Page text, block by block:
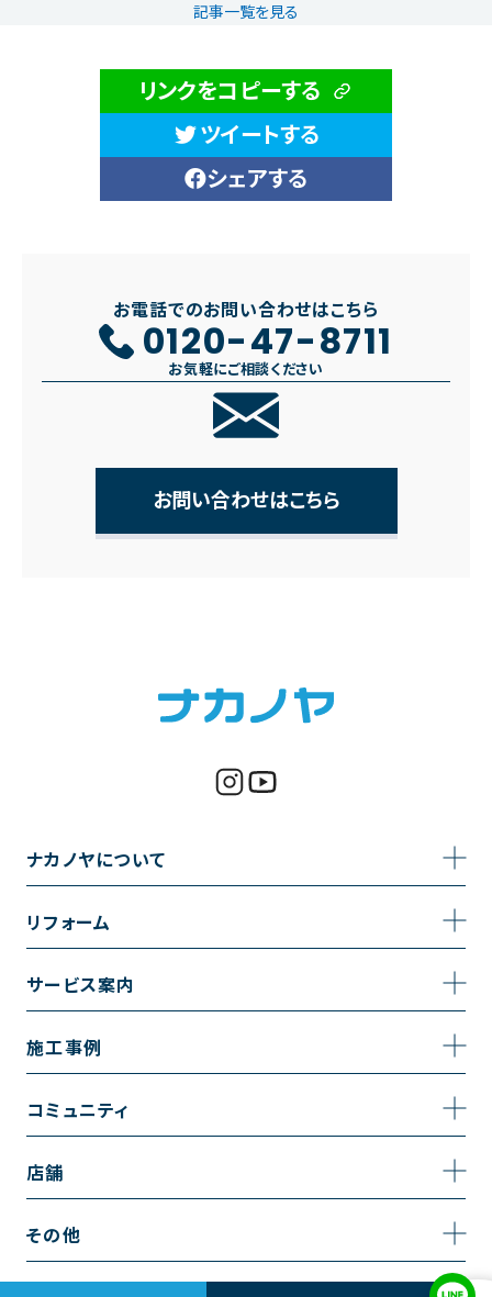
記事一覧を見る
リンクをコピーする
ツイートする
シェアする
お電話でのお問い合わせはこちら
0120-47-8711
お気軽にご相談ください
お問い合わせはこちら
ナカノヤについて
事業内容
採用情報
リフォーム
トイレのリフォーム
キッチンのリフォーム
リノベーション
内装のリフォーム
水回りのリフォーム
サービス案内
サービスの流れ
施工事例
施工事例一覧
お風呂の施工事例
コミュニティ
コミュニティ
お知らせ
店舗
越谷店
その他
お問い合わせ